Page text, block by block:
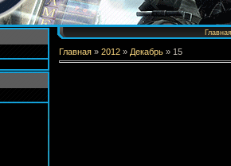
Главная
Главная » 2012 » Декабрь » 15